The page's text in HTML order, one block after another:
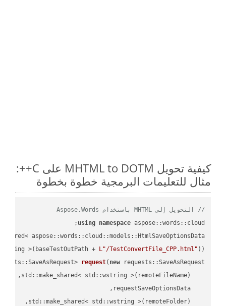
كيفية تحويل MHTML to DOTM على C++:
مثال للتعليمات البرمجية خطوة بخطوة
// التحويل إلى MHTML باستخدام Aspose.Words
using namespace aspose::words::cloud;
>(baseTestOutPath + L"/TestConvertFile_CPP.html" ));
request( new